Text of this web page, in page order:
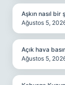
Aşkın nasıl bir
Ağustos 5,
Açık hava
Ağustos 5,